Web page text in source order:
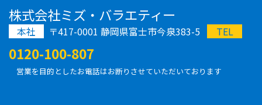
株式会社ミズ・バラエティー
本社 〒417-0001 静岡県富士市今泉383-5 TEL
0120-100-807
営業を目的としたお電話はお断りさせていただいております